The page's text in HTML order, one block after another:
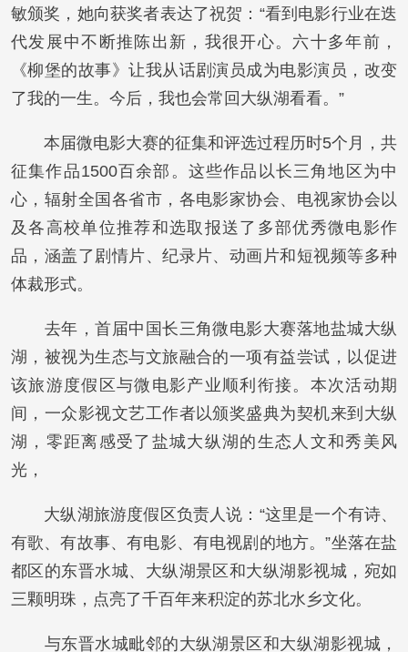
敏颁奖，她向获奖者表达了祝贺：“看到电影行业在迭
代发展中不断推陈出新，我很开心。六十多年前，
《柳堡的故事》让我从话剧演员成为电影演员，改变
了我的一生。今后，我也会常回大纵湖看看。”
本届微电影大赛的征集和评选过程历时5个月，共
征集作品1500百余部。这些作品以长三角地区为中
心，辐射全国各省市，各电影家协会、电视家协会以
及各高校单位推荐和选取报送了多部优秀微电影作
品，涵盖了剧情片、纪录片、动画片和短视频等多种
体裁形式。
去年，首届中国长三角微电影大赛落地盐城大纵
湖，被视为生态与文旅融合的一项有益尝试，以促进
该旅游度假区与微电影产业顺利衔接。本次活动期
间，一众影视文艺工作者以颁奖盛典为契机来到大纵
湖，零距离感受了盐城大纵湖的生态人文和秀美风
光，
大纵湖旅游度假区负责人说：“这里是一个有诗、
有歌、有故事、有电影、有电视剧的地方。”坐落在盐
都区的东晋水城、大纵湖景区和大纵湖影视城，宛如
三颗明珠，点亮了千百年来积淀的苏北水乡文化。
与东晋水城毗邻的大纵湖景区和大纵湖影视城，